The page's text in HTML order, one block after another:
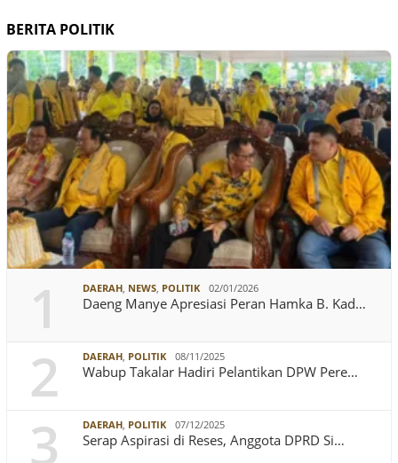
BERITA POLITIK
1 DAERAH, NEWS, POLITIK 02/01/2026
Daeng Manye Apresiasi Peran Hamka B. Kad…
2 DAERAH, POLITIK 08/11/2025
Wabup Takalar Hadiri Pelantikan DPW Pere…
3 DAERAH, POLITIK 07/12/2025
Serap Aspirasi di Reses, Anggota DPRD Si…